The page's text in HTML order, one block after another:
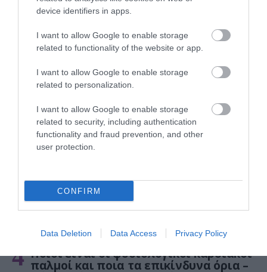
device identifiers in apps.
I want to allow Google to enable storage
related to functionality of the website or app.
I want to allow Google to enable storage
related to personalization.
I want to allow Google to enable storage
related to security, including authentication
functionality and fraud prevention, and other
user protection.
CONFIRM
Data Deletion Data Access Privacy Policy
Ανατροπή δεδομένων στα εμβόλια
mRNA: Οι εμβολιασμένοι πεθαίνουν
πλέον στις ΗΠΑ από COVID-19
4 Ποιοι είναι οι φυσιολογικοί καρδιακοί
παλμοί και ποια τα επικίνδυνα όρια –